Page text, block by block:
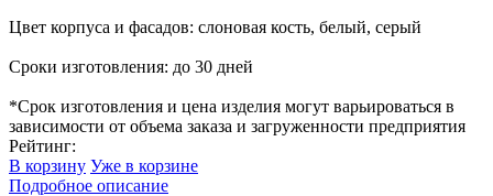
Цвет корпуса и фасадов: слоновая кость, белый, серый
Сроки изготовления: до 30 дней
*Срок изготовления и цена изделия могут варьироваться в
зависимости от объема заказа и загруженности предприятия
Рейтинг:
В корзину Уже в корзине
Подробное описание